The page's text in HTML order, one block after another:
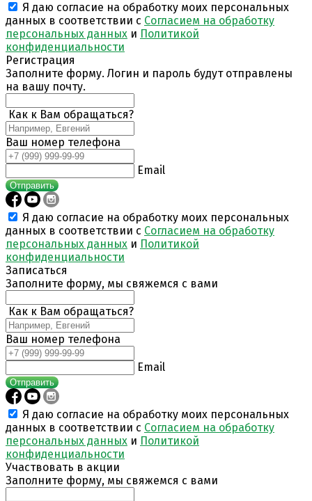
Я даю согласие на обработку моих персональных
данных в соответствии с Согласием на обработку
персональных данных и Политикой
конфиденциальности
Регистрация
Заполните форму. Логин и пароль будут отправлены
на вашу почту.
Как к Вам обращаться?
Ваш номер телефона
Email
Отправить
Я даю согласие на обработку моих персональных
данных в соответствии с Согласием на обработку
персональных данных и Политикой
конфиденциальности
Записаться
Заполните форму, мы свяжемся с вами
Как к Вам обращаться?
Ваш номер телефона
Email
Отправить
Я даю согласие на обработку моих персональных
данных в соответствии с Согласием на обработку
персональных данных и Политикой
конфиденциальности
Участвовать в акции
Заполните форму, мы свяжемся с вами